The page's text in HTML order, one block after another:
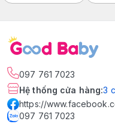
097 761 7023
Hệ thống cửa hàng:3
https://
097 761 7023